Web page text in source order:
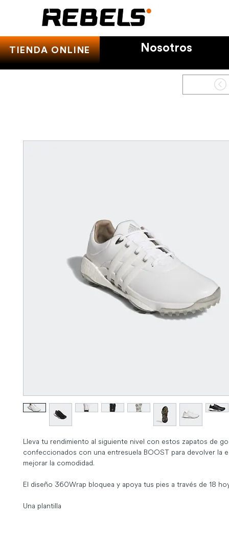
TIENDA ONLINE Nosotros
Lleva tu rendimiento al siguiente nivel con estos zapatos de
confeccionados con una entresuela BOOST para devolver la
mejorar la comodidad.
El diseño 360Wrap bloquea y apoya tus pies a través de 18
Una plantilla